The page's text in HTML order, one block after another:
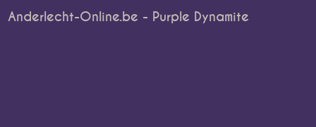
Anderlecht-Online.be - Purple Dynamite